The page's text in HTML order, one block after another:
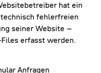
hat ein
fehlerfreien
seiner Website –
erfasst werden.
Anfragen